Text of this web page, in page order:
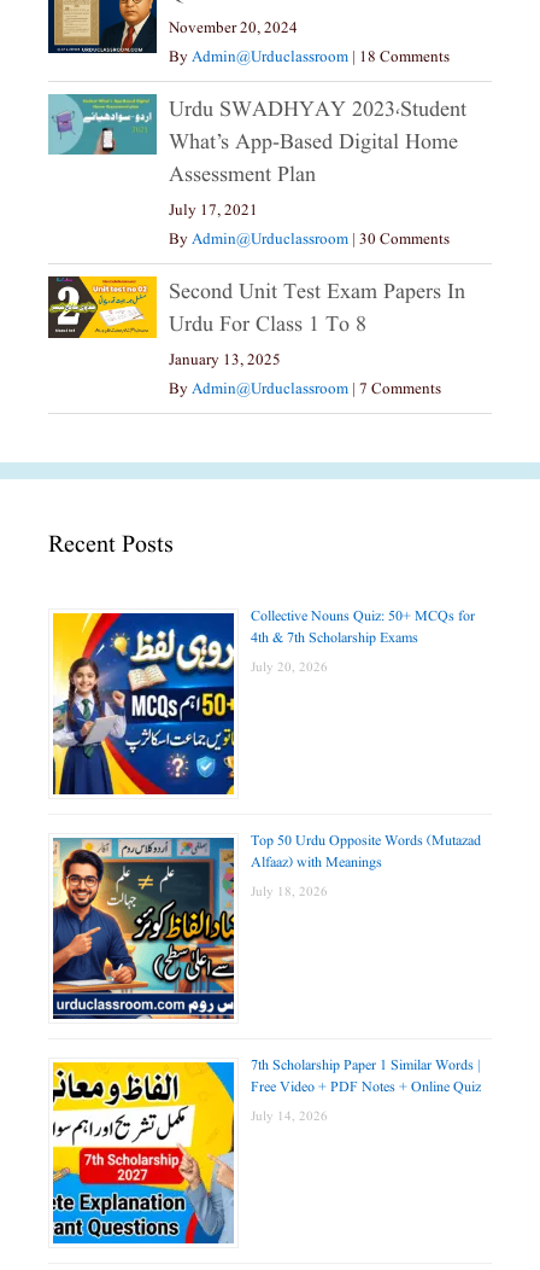
November 20, 2024
ByAdmin@urduclassroom | 18 Comments
Urdu SWADHYAY 2023،Student
What’s App-Based Digital Home
Assessment Plan
July 17, 2021
ByAdmin@urduclassroom | 30 Comments
Second Unit Test Exam Papers In
Urdu For Class 1 To 8
January 13, 2025
ByAdmin@urduclassroom | 7 Comments
Recent Posts
Collective Nouns Quiz: 50+ MCQs for
4th & 7th Scholarship Exams
July 20, 2026
Top 50 Urdu Opposite Words (Mutazad
Alfaaz) with Meanings
July 18, 2026
7th Scholarship Paper 1 Similar Words |
Free Video + PDF Notes + Online Quiz
July 14, 2026